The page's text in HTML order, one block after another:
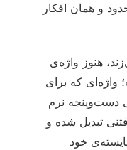
و همان افکار
هنوز واژه‌ی
واژه‌ای که برای
دست‌وپنجه نرم
تبدیل شده و
خود